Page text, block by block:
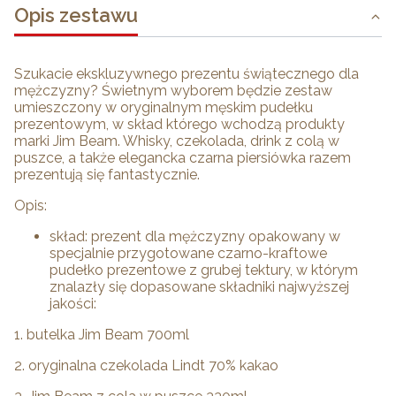
Opis zestawu
Szukacie ekskluzywnego prezentu świątecznego dla
mężczyzny? Świetnym wyborem będzie zestaw
umieszczony w oryginalnym męskim pudełku
prezentowym, w skład którego wchodzą produkty
marki Jim Beam. Whisky, czekolada, drink z colą w
puszce, a także elegancka czarna piersiówka razem
prezentują się fantastycznie.
Opis:
skład: prezent dla mężczyzny opakowany w
specjalnie przygotowane czarno-kraftowe
pudełko prezentowe z grubej tektury, w którym
znalazły się dopasowane składniki najwyższej
jakości:
1. butelka Jim Beam 700ml
2. oryginalna czekolada Lindt 70% kakao